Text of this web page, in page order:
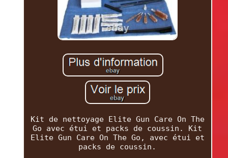
Kit de nettoyage Elite Gun Care On The
Go avec étui et packs de coussin. Kit
Elite Gun Care On The Go, avec étui et
packs de coussin.